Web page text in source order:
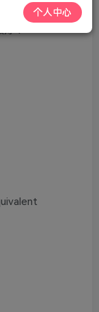
据做出自己的
好！
个人中心